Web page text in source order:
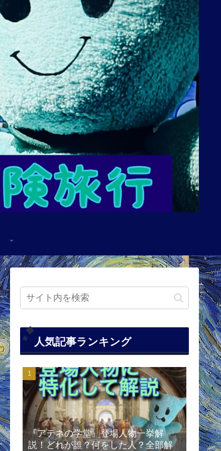
人気記事ランキング
『アテネの学堂』登場人物一挙解
説！どれが誰？何をした人？全部解